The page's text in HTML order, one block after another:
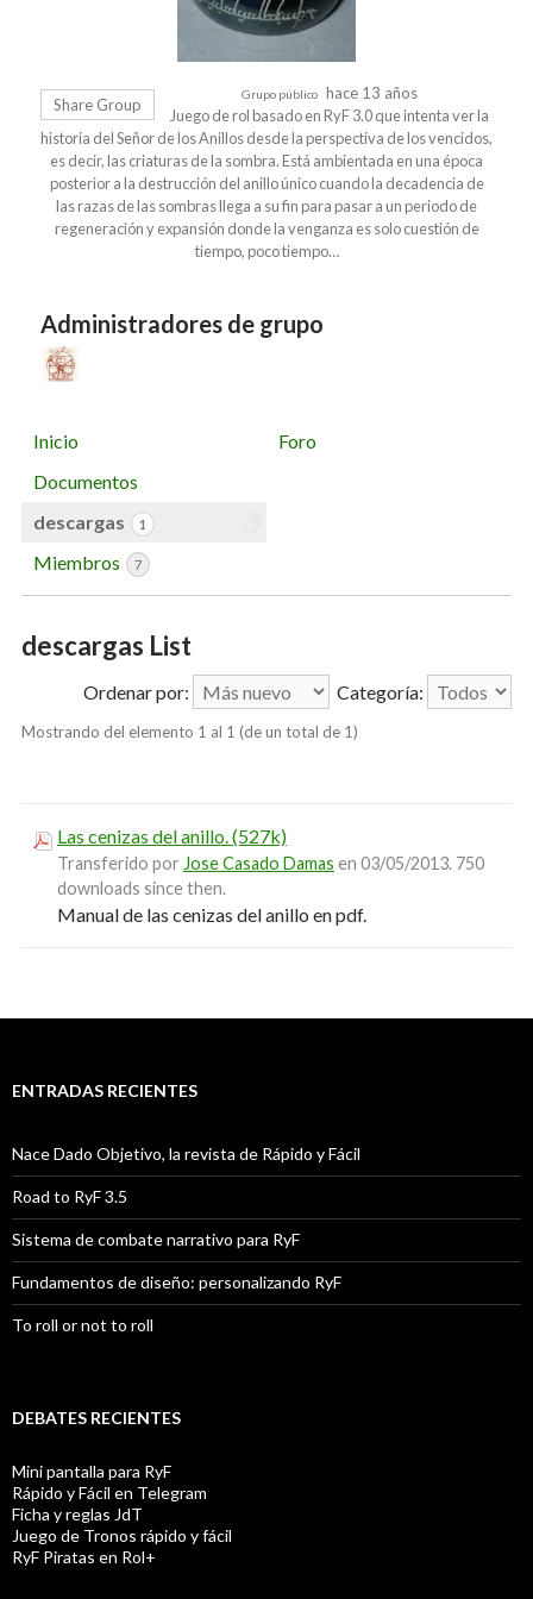
Share Group
Grupo público hace 13 años
Juego de rol basado en RyF 3.0 que intenta ver la
historia del Señor de los Anillos desde la perspectiva de los vencidos,
es decir, las criaturas de la sombra. Está ambientada en una época
posterior a la destrucción del anillo único cuando la decadencia de
las razas de las sombras llega a su fin para pasar a un periodo de
regeneración y expansión donde la venganza es solo cuestión de
tiempo, poco tiempo…
Administradores de grupo
Inicio
Foro
Documentos
descargas
1
Miembros 7
descargas List
Categoría:
Ordenar por:
Mostrando del elemento 1 al 1 (de un total de 1)
Las cenizas del anillo. (527k)
Transferido por Jose Casado Damas en 03/05/2013. 750
downloads since then.
Manual de las cenizas del anillo en pdf.
ENTRADAS RECIENTES
Nace Dado Objetivo, la revista de Rápido y Fácil
Road to RyF 3.5
Sistema de combate narrativo para RyF
Fundamentos de diseño: personalizando RyF
To roll or not to roll
DEBATES RECIENTES
Mini pantalla para RyF
Rápido y Fácil en Telegram
Ficha y reglas JdT
Juego de Tronos rápido y fácil
RyF Piratas en Rol+